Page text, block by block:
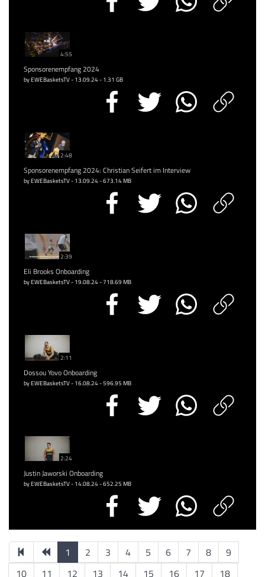
4:55
Sponsorenempfang 2024
by EWEBasketsTV - 13.09.24 - 1.31 GB
2:48
Sponsorenempfang 2024: Christian Seifert im Interview
by EWEBasketsTV - 13.09.24 - 673.14 MB
2:39
Eli Brooks Onboarding
by EWEBasketsTV - 19.08.24 - 718.69 MB
2:11
Dossou Yovo Onboarding
by EWEBasketsTV - 16.08.24 - 596.95 MB
2:24
Justin Jaworski Onboarding
by EWEBasketsTV - 14.08.24 - 652.25 MB
1 2 3 4 5 6 7 8
9
10
11 12 13 14 15 16 17 18